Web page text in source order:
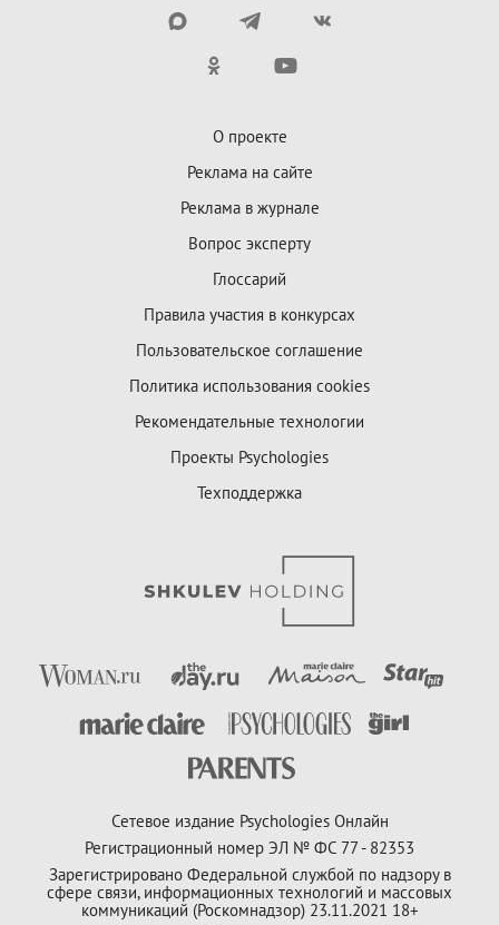
О проекте
Реклама на сайте
Реклама в журнале
Вопрос эксперту
Глоссарий
Правила участия в конкурсах
Пользовательское соглашение
Политика использования cookies
Рекомендательные технологии
Проекты Psychologies
Техподдержка
Сетевое издание Psychologies Онлайн
Регистрационный номер ЭЛ № ФС 77 - 82353
Зарегистрировано Федеральной службой по надзору в
сфере связи, информационных технологий и массовых
коммуникаций (Роскомнадзор) 23.11.2021 18+